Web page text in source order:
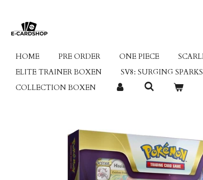
naar
hoofdinhoud
HOME PRE ORDER ONE PIECE
ELITE TRAINER BOXEN
SV8: SURGING SPARKS
COLLECTION BOXEN